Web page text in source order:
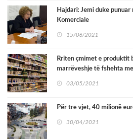
Hajdari: Jemi duke
Komerciale
15/06/2021
Rriten çmimet e produktit
marrëveshje të fshehta
03/05/2021
Për tre vjet, 40 milionë
30/04/2021